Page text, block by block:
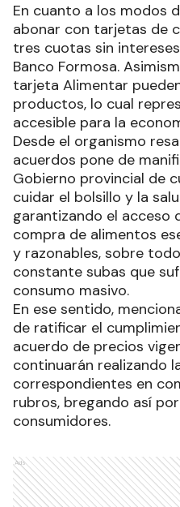
En cuanto a los modos
abonar con tarjetas de
tres cuotas sin
Banco Formosa.
tarjeta Alimentar
productos, lo cual
accesible para la
Desde el organismo
acuerdos pone de
Gobierno provincial de
cuidar el bolsillo y la
garantizando el acceso
compra de alimentos
y razonables, sobre
constante subas que
consumo masivo.
En ese sentido,
de ratificar el
acuerdo de precios
continuarán realizando
correspondientes en
rubros, bregando así
consumidores.
Ads